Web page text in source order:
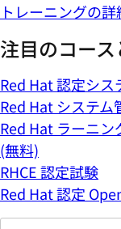
トレーニングの詳
注目のコー
Red Hat 認定シス
Red Hat システム
Red Hat ラーニ
(無料)
RHCE 認定試験
Red Hat 認定